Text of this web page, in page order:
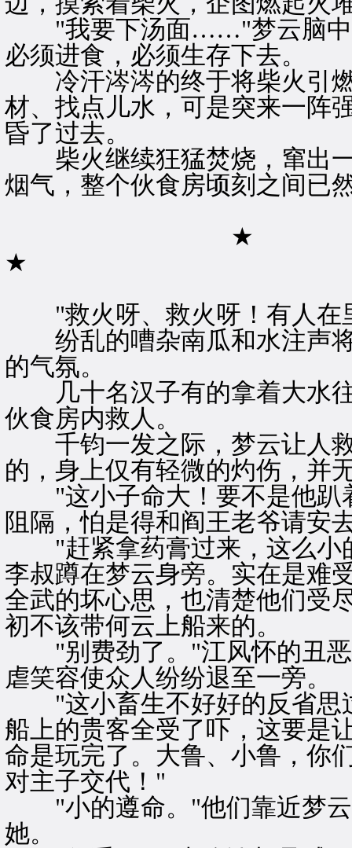
"我要下汤面……"梦云脑中
必须进食，必须生存下去。
冷汗涔涔的终于将柴火引燃
材、找点儿水，可是突来一阵
昏了过去。
柴火继续狂猛焚烧，窜出一
烟气，整个伙食房顷刻之间已
★
★
"救火呀、救火呀！有人在
纷乱的嘈杂南瓜和水注声将
的气氛。
几十名汉子有的拿着大水往
伙食房内救人。
千钧一发之际，梦云让人救
的，身上仅有轻微的灼伤，并
"这小子命大！要不是他趴
阻隔，怕是得和阎王老爷请安
"赶紧拿药膏过来，这么小
李叔蹲在梦云身旁。实在是难
全武的坏心思，也清楚他们受
初不该带何云上船来的。
"别费劲了。"江风怀的丑恶
虐笑容使众人纷纷退至一旁。
"这小畜生不好好的反省思
船上的贵客全受了吓，这要是
命是玩完了。大鲁、小鲁，你
对主子交代！"
"小的遵命。"他们靠近梦云
她。